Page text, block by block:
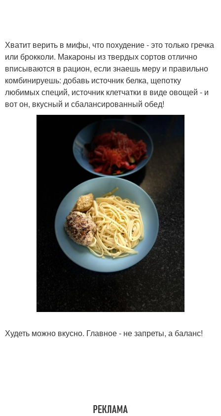
Хватит верить в мифы, что похудение - это только гречка
или брокколи. Макароны из твердых сортов отлично
вписываются в рацион, если знаешь меру и правильно
комбинируешь: добавь источник белка, щепотку
любимых специй, источник клетчатки в виде овощей - и
вот он, вкусный и сбалансированный обед!
Худеть можно вкусно. Главное - не запреты, а баланс!